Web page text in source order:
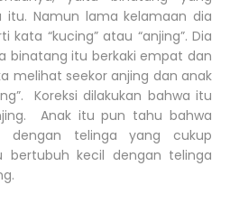
itu. Namun lama kelamaan dia
“kucing” atau “anjing”. Dia
binatang itu berkaki empat dan
melihat seekor anjing dan anak
Koreksi dilakukan bahwa itu
Anak itu pun tahu bahwa
dengan telinga yang cukup
bertubuh kecil dengan telinga